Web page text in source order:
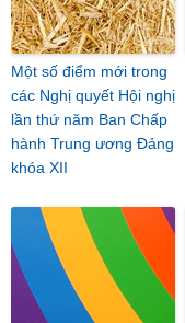
Một số điểm mới trong
các Nghị quyết Hội nghị
lần thứ năm Ban Chấp
hành Trung ương Đảng
khóa XII